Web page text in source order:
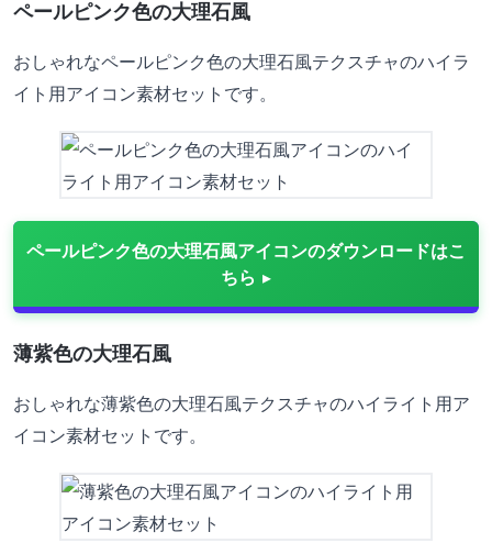
ペールピンク色の大理石風
おしゃれなペールピンク色の大理石風テクスチャのハイラ
イト用アイコン素材セットです。
ペールピンク色の大理石風アイコンのダウンロードはこ
ちら
薄紫色の大理石風
おしゃれな薄紫色の大理石風テクスチャのハイライト用ア
イコン素材セットです。